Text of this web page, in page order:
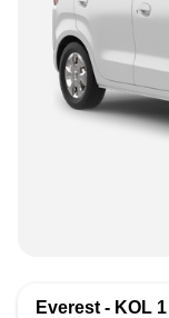
Everest - KOL 1